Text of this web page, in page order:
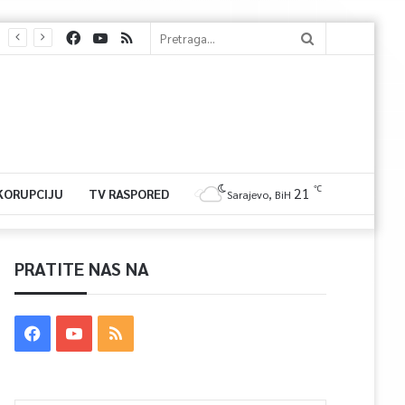
TV RASPORED Sarajevo, BiH 21 ℃
PRATITE NAS NA